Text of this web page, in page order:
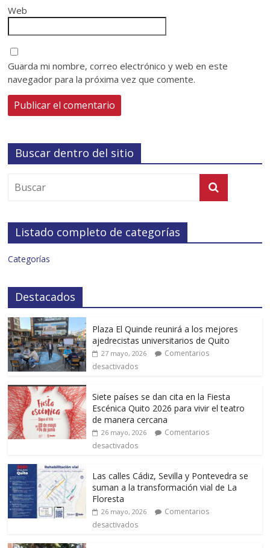
Web
Guarda mi nombre, correo electrónico y web en este
navegador para la próxima vez que comente.
Buscar dentro del sitio
Listado completo de categorías
Categorías
Destacados
Plaza El Quinde reunirá a los mejores
ajedrecistas universitarios de Quito
27 mayo, 2026
Comentarios
desactivados
Siete países se dan cita en la Fiesta
Escénica Quito 2026 para vivir el teatro
de manera cercana
26 mayo, 2026
Comentarios
desactivados
Las calles Cádiz, Sevilla y Pontevedra se
suman a la transformación vial de La
Floresta
26 mayo, 2026
Comentarios
desactivados